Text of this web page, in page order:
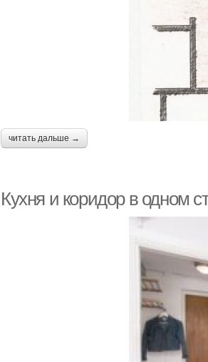
читать дальше →
Кухня и коридор в одном